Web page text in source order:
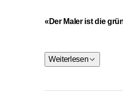
«Der Maler ist die
Das Malergeschäft
Wir verfügen über
Weiterlesen